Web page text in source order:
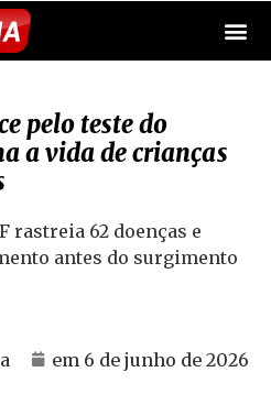
pelo teste do
a vida de crianças
rastreia 62 doenças e
antes do surgimento
em 6 de junho de 2026